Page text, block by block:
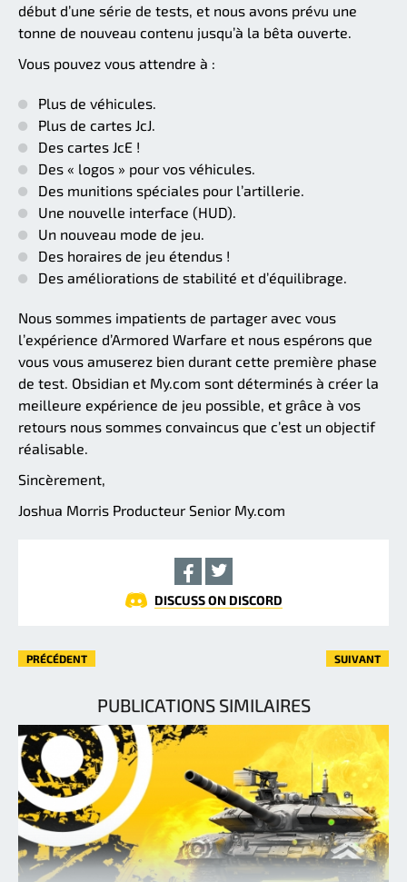
début d’une série de tests, et nous avons prévu une
tonne de nouveau contenu jusqu’à la bêta ouverte.
Vous pouvez vous attendre à :
Plus de véhicules.
Plus de cartes JcJ.
Des cartes JcE !
Des « logos » pour vos véhicules.
Des munitions spéciales pour l’artillerie.
Une nouvelle interface (HUD).
Un nouveau mode de jeu.
Des horaires de jeu étendus !
Des améliorations de stabilité et d’équilibrage.
Nous sommes impatients de partager avec vous
l’expérience d’Armored Warfare et nous espérons que
vous vous amuserez bien durant cette première phase
de test. Obsidian et My.com sont déterminés à créer la
meilleure expérience de jeu possible, et grâce à vos
retours nous sommes convaincus que c’est un objectif
réalisable.
Sincèrement,
Joshua Morris Producteur Senior My.com
DISCUSS ON DISCORD
PRÉCÉDENT SUIVANT
PUBLICATIONS SIMILAIRES